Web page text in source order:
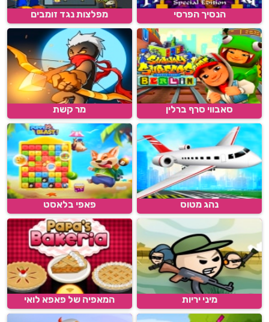
הנסיך הפרסי מפלצות נגד זומבים
סאבווי סרף ברלין מר קשת
נהג מטוס פאפי בלאסט
מיני יריות המאפיה של פאפא לואי